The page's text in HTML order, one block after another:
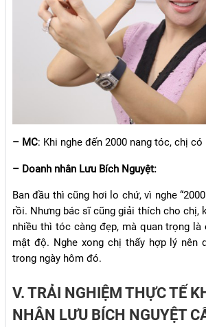
– MC: Khi nghe đến 2000 nang tóc, chị
– Doanh nhân Lưu Bích Nguyệt:
Ban đầu thì cũng hơi lo chứ, vì nghe
rồi. Nhưng bác sĩ cũng giải thích cho chị,
nhiều thì tóc càng đẹp, mà quan trọng là
mật độ. Nghe xong chị thấy hợp lý nên
trong ngày hôm đó.
V. TRẢI NGHIỆM THỰC TẾ
NHÂN LƯU BÍCH NGUYỆT